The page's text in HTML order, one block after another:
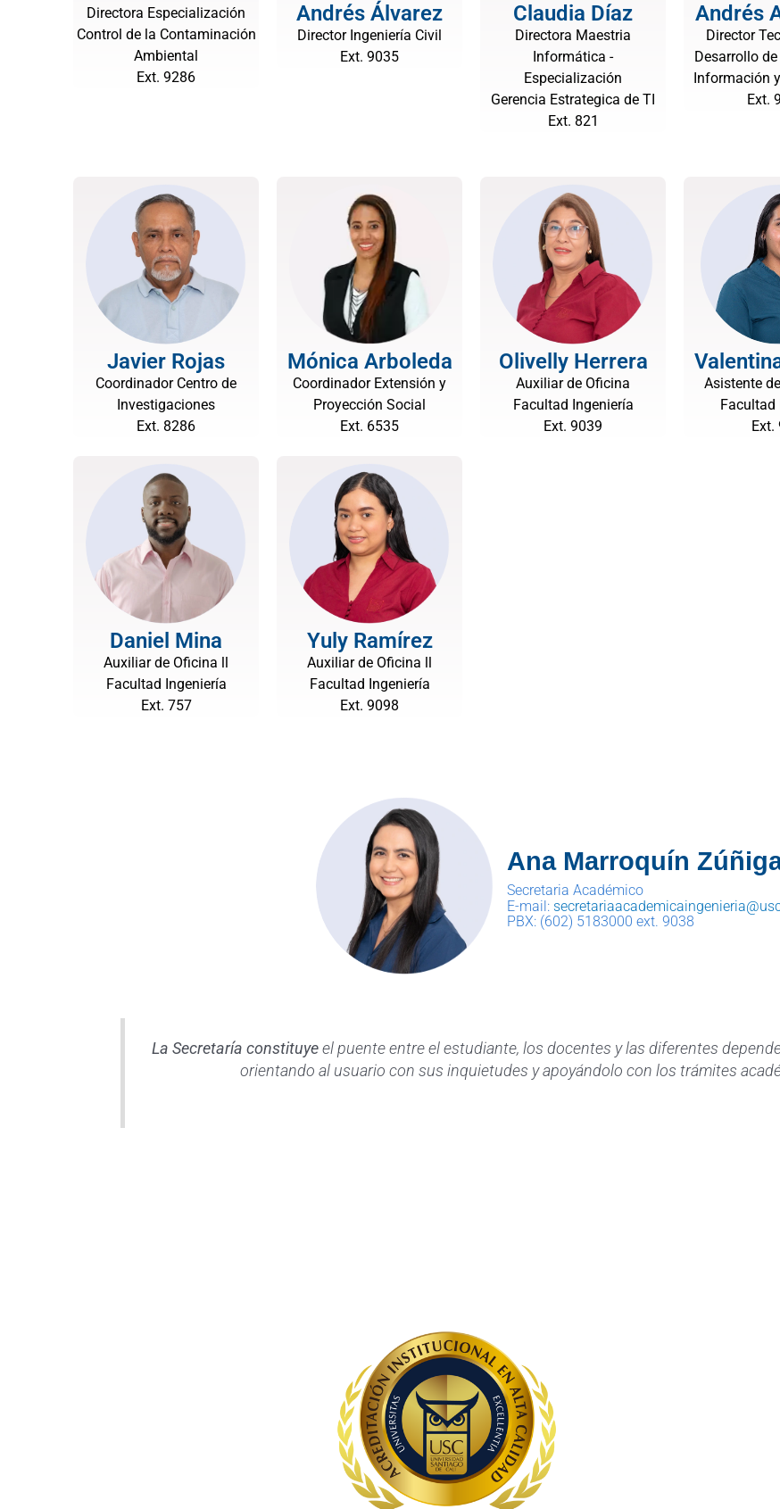
Directora Especialización
Control de la Contaminación
Ambiental
Ext. 9286
Andrés Álvarez
Director Ingeniería Civil
Ext. 9035
Claudia Díaz
Directora Maestria
Informática -
Especialización
Gerencia Estrategica de TI
Ext. 821
Andrés
Director
Desarrollo
Información
Ext.
Javier Rojas
Coordinador Centro de
Investigaciones
Ext. 8286
Mónica Arboleda
Coordinador Extensión y
Proyección Social
Ext. 6535
Olivelly Herrera
Auxiliar de Oficina
Facultad Ingeniería
Ext. 9039
Asistente
Facultad
Ext.
Daniel Mina
Auxiliar de Oficina ll
Facultad Ingeniería
Ext. 757
Yuly Ramírez
Auxiliar de Oficina ll
Facultad Ingeniería
Ext. 9098
Ana Marroquín
Secretaria Académico
E-mail:
PBX: (602) 5183000 ext. 9038
La Secretaría constituye el puente entre el estudiante, los docentes y las diferentes
orientando al usuario con sus inquietudes y apoyándolo con los trámites